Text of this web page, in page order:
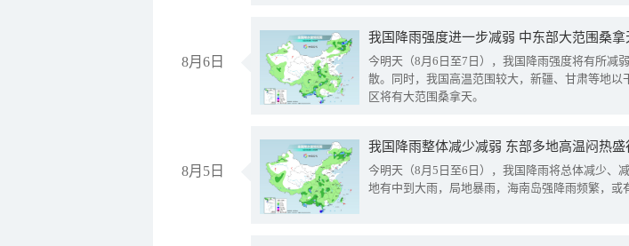
8月6日
今明天（8月6日至7日），我国降雨强度将有所减
散。同时，我国高温范围较大，新疆、甘肃等地以
区将有大范围桑拿天。
8月5日
我国降雨整体减少减弱 东部多地高温闷热盛
今明天（8月5日至6日），我国降雨将总体减少、
地有中到大雨，局地暴雨，海南岛强降雨频繁，或